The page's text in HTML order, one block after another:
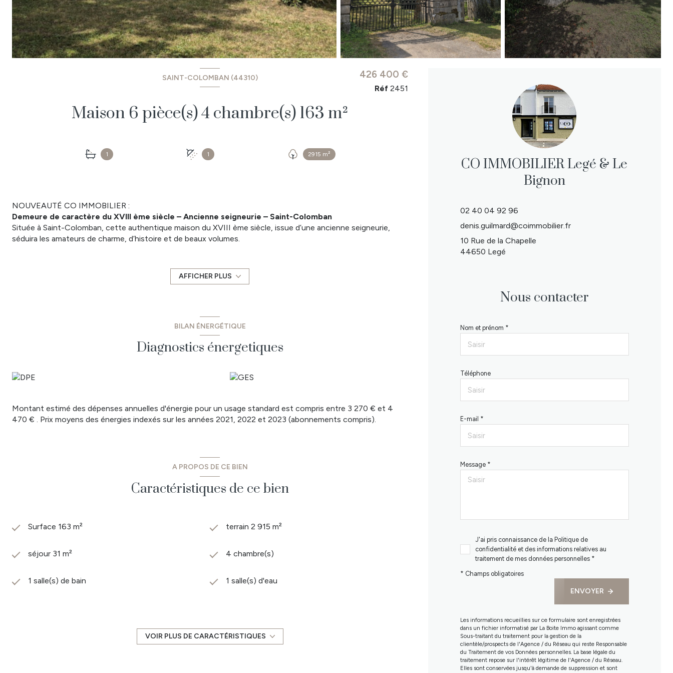
SAINT-COLOMBAN (44310)
Maison 6 pièce(s) 4 chambre(s) 163 m²
1 1 2915 m²
426 400 €
Réf 2451
NOUVEAUTÉ CO IMMOBILIER :
Demeure de caractère du XVIII ème siècle – Ancienne seigneurie – Saint-Colomban
Située à Saint-Colomban, cette authentique maison du XVIII ème siècle, issue d’une ancienne seigneurie,
séduira les amateurs de charme, d’histoire et de beaux volumes.
Au rez-de-chaussée, vous découvrirez un vaste hall d’entrée desservant un WC indépendant, un spacieux
salon-séjour baigné de lumière ainsi qu’une grande cuisine aménagée et équipée avec piano de cuisson, idéale
desservant quatre chambres dont une suite avec dressing, salle de bain et wc, et deux chambres bénéficiant
À l’extérieur, le jardin clos et arboré offre un cadre privilégié avec une piscine non chauffée de 8 x 4 m,
parfaite pour profiter des beaux jours en toute intimité. Un garage indépendant complète ce bien rare.
minutes des commodités.
Prix 426 400 € HAI dont 4% TTC d'honoraires à la charge de l'acquéreur.
www.georisques.gouv.fr
CO Immobilier vous propose des biens à vendre et à louer sur le secteur Sud Loire Atlantique et Nord Vendée.
Retrouvez toutes nos annonces sur les communes de: Legé, Corcoué sur Logne, Touvois, Saint Etienne du
Stéphane MONNIER Conseiller en Immobilier au 06 67 93 40 68 Numéro RSAC : 2019AC00405 - NANTES
AFFICHER PLUS
BILAN ÉNERGÉTIQUE
Diagnostics énergetiques
Montant estimé des dépenses annuelles d'énergie pour un usage standard est compris entre 3 270 € et 4
470 € . Prix moyens des énergies indexés sur les années 2021, 2022 et 2023 (abonnements compris).
A PROPOS DE CE BIEN
Caractéristiques de ce bien
Surface 163 m² terrain 2 915 m²
séjour 31 m² 4 chambre(s)
1 salle(s) de bain 1 salle(s) d'eau
Chauffage individuel : chaudière (fioul) 1 garage(s)
VOIR PLUS DE CARACTÉRISTIQUES
CO IMMOBILIER Legé & Le
Bignon
02 40 04 92 96
denis.guilmard@coimmobilier.fr
10 Rue de la Chapelle
44650 Legé
Nous contacter
Nom et prénom *
Téléphone
E-mail *
Message *
J'ai pris connaissance de la Politique de
confidentialité et des informations relatives au
traitement de mes données personnelles *
* Champs obligatoires
ENVOYER
Les informations recueillies sur ce formulaire sont enregistrées
dans un fichier informatisé par La Boite Immo agissant comme
Sous-traitant du traitement pour la gestion de la
clientèle/prospects de l'Agence / du Réseau qui reste Responsable
du Traitement de vos Données personnelles. La base légale du
traitement repose sur l'intérêt légitime de l'Agence / du Réseau.
Elles sont conservées jusqu'à demande de suppression et sont